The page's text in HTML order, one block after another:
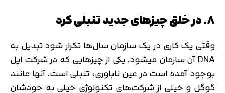
۸. در خلق چیزهای جدید تنبلی کرد
وقتی یک کاری در یک سازمان سال‌ها تکرار شود تبدیل به
DNA آن سازمان میشود. یکی از چیزهایی که در شرکت اپل
بوجود آمده است در عین ناباوری، تنبلی است. آنها مانند
گوگل و خیلی از شرکت‌های تکنولوژی خیلی به خودشان